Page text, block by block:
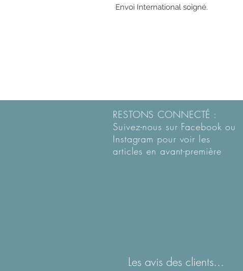
Envoi International soigné.
RESTONS CONNECTÉ :
Suivez-nous sur Facebook ou
Instagram pour voir les
articles en avant-première
Les avis des clients...